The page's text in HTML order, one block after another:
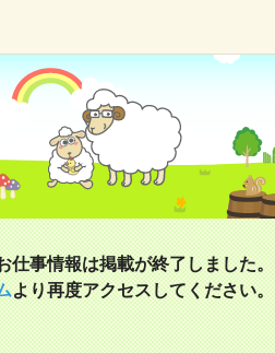
仕事情報は掲載が終了しました。
より再度アクセスしてください。